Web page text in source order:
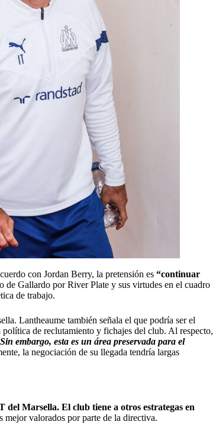
con Jordan Berry, la pretensión es “continuar
de Gallardo por River Plate y sus virtudes en el cuadro
de trabajo.
Lantheaume también señala el que podría ser el
de reclutamiento y fichajes del club. Al respecto,
embargo, esta es un área preservada para el
la negociación de su llegada tendría largas
Marsella. El club tiene a otros estrategas en
valorados por parte de la directiva.